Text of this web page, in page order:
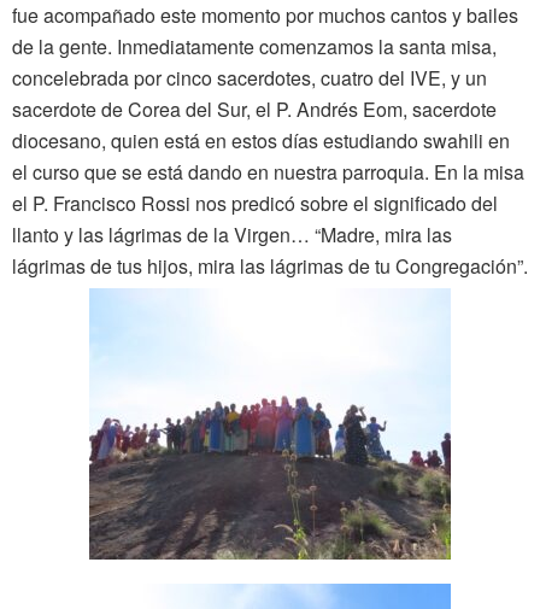
fue acompañado este momento por muchos cantos y bailes
de la gente. Inmediatamente comenzamos la santa misa,
concelebrada por cinco sacerdotes, cuatro del IVE, y un
sacerdote de Corea del Sur, el P. Andrés Eom, sacerdote
diocesano, quien está en estos días estudiando swahili en
el curso que se está dando en nuestra parroquia. En la misa
el P. Francisco Rossi nos predicó sobre el significado del
llanto y las lágrimas de la Virgen… “Madre, mira las
lágrimas de tus hijos, mira las lágrimas de tu Congregación”.